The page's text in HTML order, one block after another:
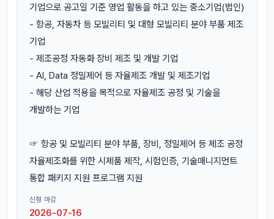
기업으로 공고일 기준 영업 활동을 하고 있는 중소기업(법인)
- 항공, 자동차 등 모빌리티 및 대형 모빌리티 분야 부품 제조
기업
- 제조공정 자동화 장비 제조 및 개발 기업
- AI, Data 정밀제어 등 자율제조 개발 및 제조기업
- 해당 산업 적용을 목적으로 자율제조 공정 및 기술을
개발하는 기업
☞ 항공 및 모빌리티 분야 부품, 장비, 정밀제어 등 제조 공정
자율제조화를 위한 시제품 제작, 시험인증, 기술매니지먼트
통합 패키지 지원 프로그램 지원
신청 마감
2026-07-16